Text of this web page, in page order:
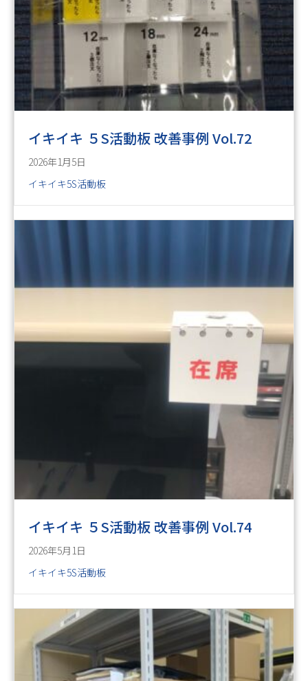
イキイキ ５S活動板 改善事例 Vol.72
2026年1月5日
イキイキ5S活動板
イキイキ ５S活動板 改善事例 Vol.74
2026年5月1日
イキイキ5S活動板